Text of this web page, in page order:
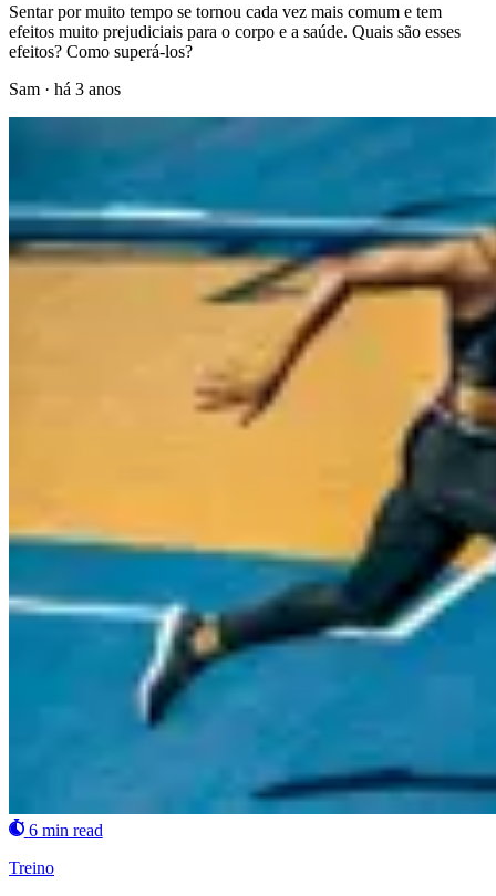
Sentar por muito tempo se tornou cada vez mais comum e tem
efeitos muito prejudiciais para o corpo e a saúde. Quais são esses
efeitos? Como superá-los?
Sam · há 3 anos
6 min read
Treino